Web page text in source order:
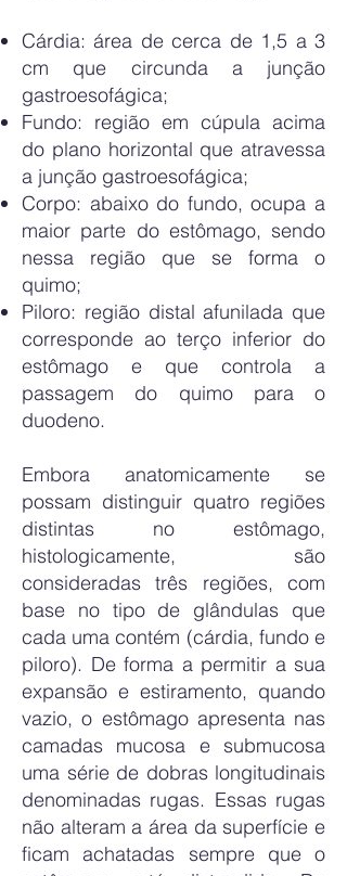
Cárdia: área de cerca de 1,5 a 3
cm que circunda a junção
gastroesofágica;
Fundo: região em cúpula acima
do plano horizontal que atravessa
a junção gastroesofágica;
Corpo: abaixo do fundo, ocupa a
maior parte do estômago, sendo
nessa região que se forma o
quimo;
Piloro: região distal afunilada que
corresponde ao terço inferior do
estômago e que controla a
passagem do quimo para o
duodeno.
Embora anatomicamente se
possam distinguir quatro regiões
distintas no estômago,
histologicamente, são
consideradas três regiões, com
base no tipo de glândulas que
cada uma contém (cárdia, fundo e
piloro). De forma a permitir a sua
expansão e estiramento, quando
vazio, o estômago apresenta nas
camadas mucosa e submucosa
uma série de dobras longitudinais
denominadas rugas. Essas rugas
não alteram a área da superfície e
ficam achatadas sempre que o